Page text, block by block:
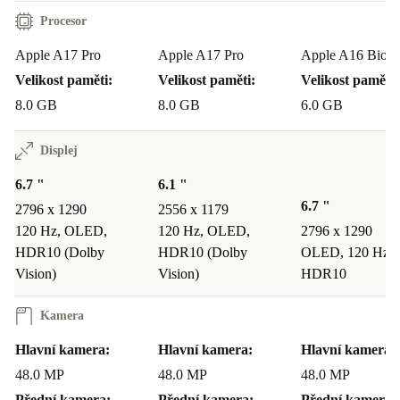
4K60 ProRes
Odemkni svou kreativitu jako nikdy předtím se svým novým
renovovaným smartphonem
POŘIZUJ UMĚLECKÉ FOTOGRAFIE A ZACHYCUJ
PROFESIONÁLNÍM SYSTÉMEM KAMER
Díky 48MP profesionální hlavní kameře s optickou
renovovaný iPhone 15 Pro Max něco zcela nového, co tě
posune na vrchol fotografických zážitků! S
renovovaným iPhonem 15 Pro Max můžeš fotit od ultra
širokoúhlých záběrů po extrémně blízké díky dlouhé
ohniskové vzdálenosti, kterou tento úžasný iPhone má.
Procesor
Apple A17 Pro
Velikost paměti:
8.0 GB
Apple A17 Pro
Velikost paměti:
8.0 GB
Apple A16
Velikost paměti:
6.0 GB
Displej
6.7 "
2796 x 1290
120 Hz, OLED,
HDR10 (Dolby
Vision)
6.1 "
2556 x 1179
120 Hz, OLED,
HDR10 (Dolby
Vision)
6.7 "
2796 x 1290
OLED, 120 Hz,
HDR10
Kamera
Hlavní kamera:
48.0 MP
Hlavní kamera:
48.0 MP
Hlavní kamera:
48.0 MP